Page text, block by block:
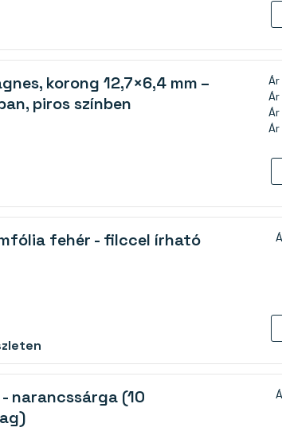
–
korong 12,7×6,4 mm –
piros színben
fehér - filccel írható
narancssárga (10